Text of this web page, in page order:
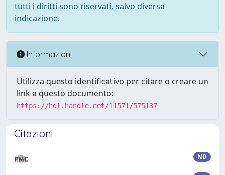
tutti i diritti sono riservati, salvo diversa
indicazione.
Informazioni
Utilizza questo identificativo per citare o creare un
link a questo documento:
https://hdl.handle.net/11571/575137
Citazioni
ND